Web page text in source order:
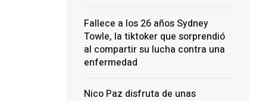
Fallece a los 26 años Sydney
Towle, la tiktoker que sorprendió
al compartir su lucha contra una
enfermedad
Nico Paz disfruta de unas